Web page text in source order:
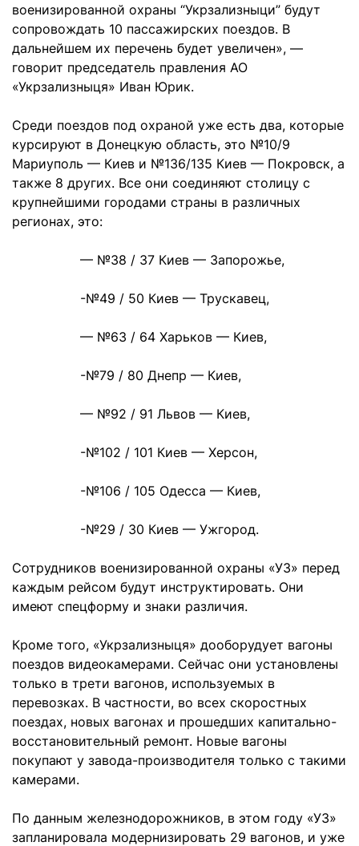
военизированной охраны “Укрзализныци” будут
сопровождать 10 пассажирских поездов. В
дальнейшем их перечень будет увеличен», —
говорит председатель правления АО
«Укрзализныця» Иван Юрик.
Среди поездов под охраной уже есть два, которые
курсируют в Донецкую область, это №10/9
Мариуполь — Киев и №136/135 Киев — Покровск, а
также 8 других. Все они соединяют столицу с
крупнейшими городами страны в различных
регионах, это:
— №38 / 37 Киев — Запорожье,
-№49 / 50 Киев — Трускавец,
— №63 / 64 Харьков — Киев,
-№79 / 80 Днепр — Киев,
— №92 / 91 Львов — Киев,
-№102 / 101 Киев — Херсон,
-№106 / 105 Одесса — Киев,
-№29 / 30 Киев — Ужгород.
Сотрудников военизированной охраны «УЗ» перед
каждым рейсом будут инструктировать. Они
имеют спецформу и знаки различия.
Кроме того, «Укрзализныця» дооборудует вагоны
поездов видеокамерами. Сейчас они установлены
только в трети вагонов, используемых в
перевозках. В частности, во всех скоростных
поездах, новых вагонах и прошедших капитально-
восстановительный ремонт. Новые вагоны
покупают у завода-производителя только с такими
камерами.
По данным железнодорожников, в этом году «УЗ»
запланировала модернизировать 29 вагонов, и уже